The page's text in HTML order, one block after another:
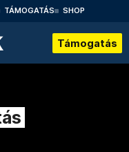
TÁMOGATÁS SHOP
Támogatás